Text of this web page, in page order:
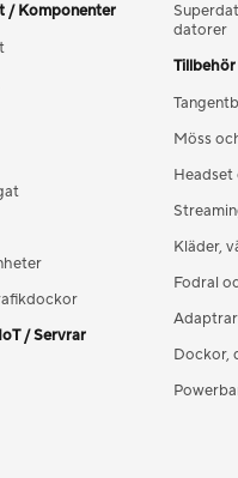
/ Komponenter
/ Servrar
datorer
Tillbehör
Möss
Headset
Kläder,
Fodral
Dockor,